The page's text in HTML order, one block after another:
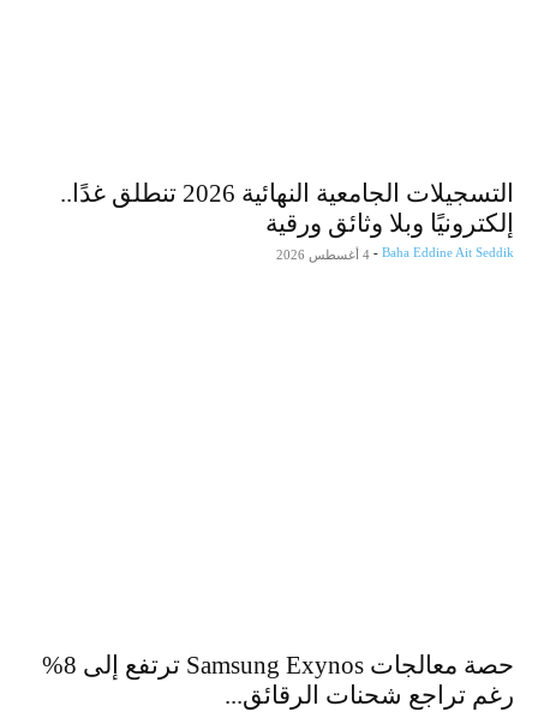
من زيارة والي وهران لمصنع vivo في الجزائر
من زيارة والي وهران لمصنع vivo في الجزائر
التسجيلات الجامعية النهائية 2026 تنطلق غدًا..
إلكترونيًا وبلا وثائق ورقية
Baha Eddine Ait Seddik
- 4 أغسطس 2026
حصة معالجات Samsung Exynos ترتفع إلى 8%
رغم تراجع شحنات الرقائق...